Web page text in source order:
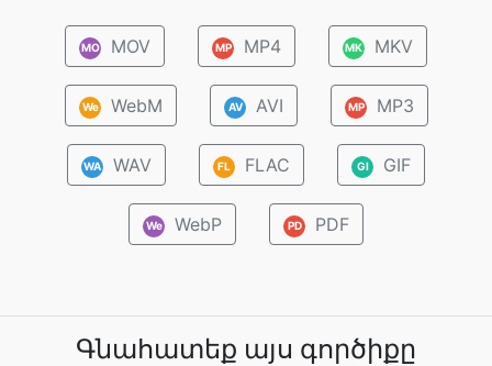
MO MOV MP MP4 MK MKV
We WebM AV AVI MP MP3
WA WAV FL FLAC GI GIF
We WebP PD PDF
Գնահատեք այս գործիքը